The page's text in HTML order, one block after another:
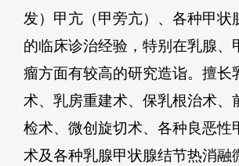
发）甲亢（甲旁亢）、各种甲状
的临床诊治经验，特别在乳腺、
瘤方面有较高的研究造诣。擅长
术、乳房重建术、保乳根治术、
检术、微创旋切术、各种良恶性
术及各种乳腺甲状腺结节热消融